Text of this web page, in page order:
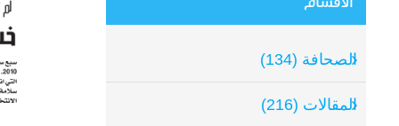
الصحافة (134)
المقالات (216)